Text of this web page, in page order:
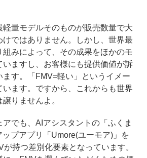
量モデルそのものが販売数量で大
けではありません。しかし、世界最
みによって、その成果をほかのモ
いますし、お客様にも提供価値が訴
す。「FMV=軽い」というイメー
います。ですから、これからも世界
りませんよ。
でも、AIアシスタントの「ふくま
プアプリ「Umore(ユーモア)」を
持つ差別化要素となっています。